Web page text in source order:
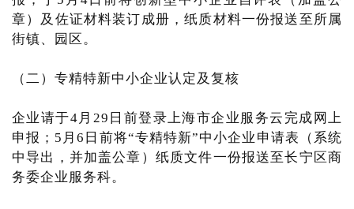
章）及佐证材料装订成册，纸质材料一份报送至所属
街镇、园区。
（二）专精特新中小企业认定及复核
企业请于4月29日前登录上海市企业服务云完成网上
申报；5月6日前将“专精特新”中小企业申请表（系统
中导出，并加盖公章）纸质文件一份报送至长宁区商
务委企业服务科。